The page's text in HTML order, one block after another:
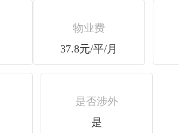
物业费
37.8元/平/月
是否涉外
是